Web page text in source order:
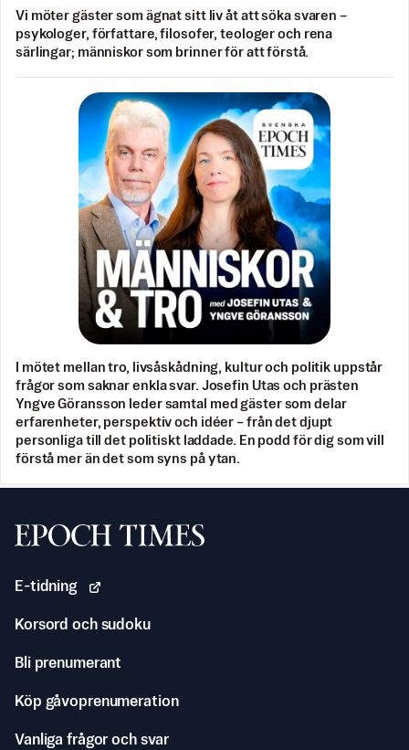
Vi möter gäster som ägnat sitt liv åt att söka svaren –
psykologer, författare, filosofer, teologer och rena
särlingar; människor som brinner för att förstå.
I mötet mellan tro, livsåskådning, kultur och politik uppstår
frågor som saknar enkla svar. Josefin Utas och prästen
Yngve Göransson leder samtal med gäster som delar
erfarenheter, perspektiv och idéer – från det djupt
personliga till det politiskt laddade. En podd för dig som vill
förstå mer än det som syns på ytan.
Svenska Epoch Times
E-tidning
Korsord och sudoku
Bli prenumerant
Köp gåvoprenumeration
Vanliga frågor och svar